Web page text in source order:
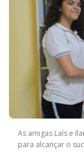
As amigas Laís e
para alcançar o